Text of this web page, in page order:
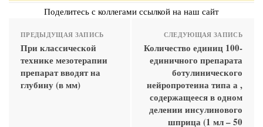
Поделитесь с коллегами ссылкой на наш сайт
ПРЕДЫДУЩАЯ ЗАПИСЬ
При классической
технике мезотерапии
препарат вводят на
глубину (в мм)
СЛЕДУЮЩАЯ ЗАПИСЬ
Количество единиц 100-
единичного препарата
ботулинического
нейропротеина типа а ,
содержащееся в одном
делении инсулинового
шприца (1 мл – 50